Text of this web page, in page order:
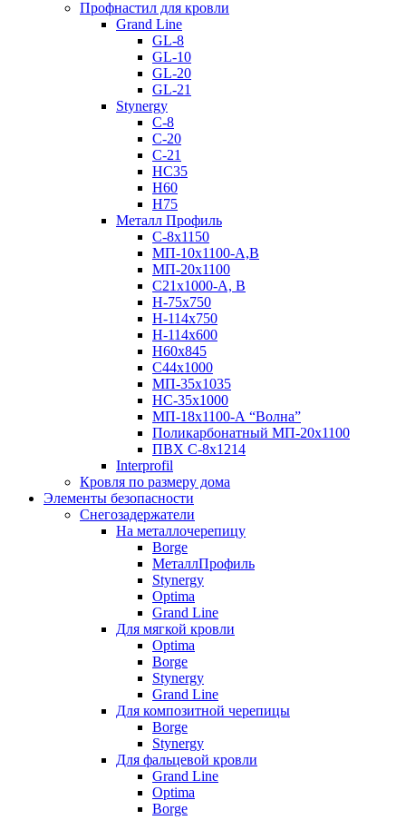
Профнастил для кровли
Grand Line
GL-8
GL-10
GL-20
GL-21
Stynergy
C-8
C-20
C-21
НС35
Н60
H75
Металл Профиль
С-8х1150
МП-10x1100-А,В
МП-20х1100
С21х1000-А, В
H-75х750
Н-114х750
Н-114х600
Н60х845
С44х1000
МП-35х1035
НС-35х1000
МП-18х1100-А “Волна”
Поликарбонатный МП-20х1100
ПВХ С-8х1214
Interprofil
Кровля по размеру дома
Элементы безопасности
Снегозадержатели
На металлочерепицу
Borge
МеталлПрофиль
Stynergy
Optima
Grand Line
Для мягкой кровли
Optima
Borge
Stynergy
Grand Line
Для композитной черепицы
Borge
Stynergy
Для фальцевой кровли
Grand Line
Optima
Borge